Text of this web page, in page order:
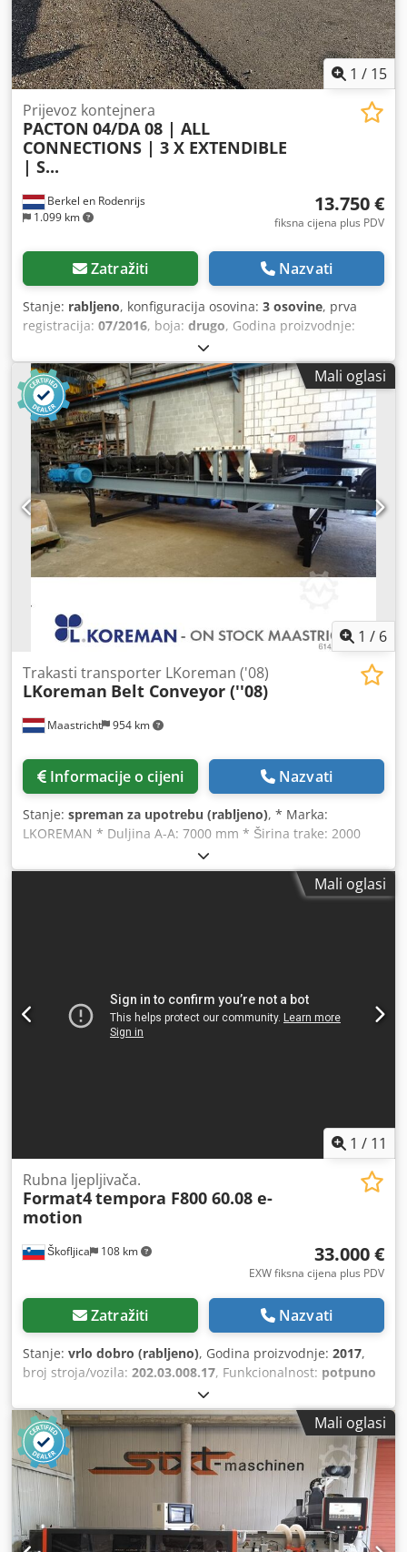
1 / 15
Berkel en Rodenrijs
1.099 km
Prijevoz kontejnera
PACTON 04/DA 08 | ALL
CONNECTIONS | 3 X EXTENDIBLE
| S...
13.750 €
fiksna cijena plus PDV
Zatražiti Nazvati
Stanje: rabljeno, konfiguracija osovina: 3 osovine, prva
registracija: 07/2016, boja: drugo, Godina proizvodnje:
, Prazna masa: 5,325 kg Osovina 1: lijevo 12 mm,
desno 12 mm Osovina 2: lijevo 12 mm, desno 12 mm
Osovina 3: lijevo 12 mm, desno 12 mm Imamo mogućnost
slaganja prikolica jednu na drugu! Dcsdpfx Aou Au Tcok
Uok
Mali oglasi
1 / 6
Maastricht 954 km
Trakasti transporter LKoreman ('08)
LKoreman Belt Conveyor (''08)
Informacije o cijeni Nazvati
Stanje: spreman za upotrebu (rabljeno), * Marka:
LKOREMAN * Duljina A-A: 7000 mm * Širina trake: 2000
mm * Pogonsko-povratni bubanj: Ø 520 mm Dcjdpfx Akjywl
Uuj Uek * Snaga: Stiebel reduktor 18,5 kW * Brzina cca: 1,3
Mali oglasi
1 / 11
Škofljica 108 km
Rubna ljepljivača.
Format4tempora F800 60.08 e-
motion
33.000 €
EXW fiksna cijena plus PDV
Zatražiti Nazvati
Stanje: vrlo dobro (rabljeno), Godina proizvodnje: 2017,
broj stroja/vozila: 202.03.008.17, Funkcionalnost: potpuno
, ulazni napon:400 V
ulazna frekvencija:50 Hz, vrsta ulazne struje:trofazni,
visina obratka (maks.):60 mm, maksimalna debljina ruba:
3 mm, vrsta podešavanja visine:mehanički
, brzina
pomaka osi X:12 m/min, ukupna visina:1.693 mm,
ukupna duljina:
, ukupna širina: 1.200 mm ,
Oprema:
CE oznaka, dokumentacija / priručnik, FORMAT4
Tempora F800 60.08 e-motion - strojna traka za kantiranje
Proizvođač: FORMAT4 / Felder Group Model: Tempora F800
Mali oglasi